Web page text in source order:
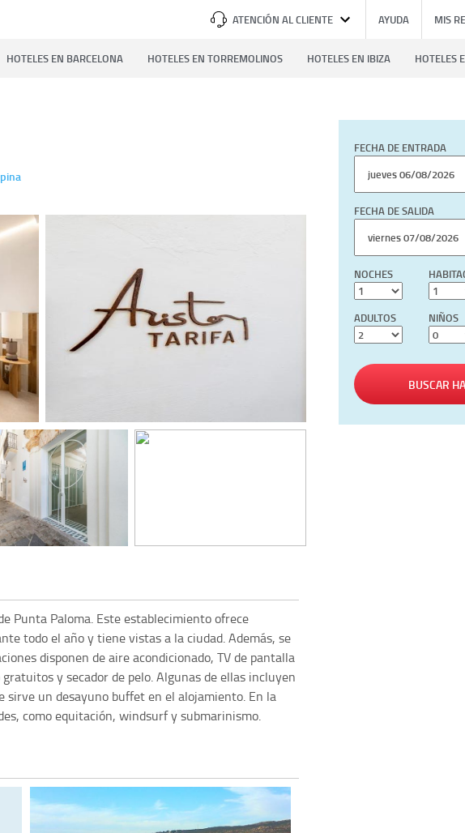
ATENCIÓN AL CLIENTE AYUDA MIS
HOTELES EN BARCELONA HOTELES EN TORREMOLINOS HOTELES EN IBIZA HOTELES
Punta Paloma. Este establecimiento ofrece
todo el año y tiene vistas a la ciudad. Además, se
disponen de aire acondicionado, TV de pantalla
y secador de pelo. Algunas de ellas incluyen
sirve un desayuno buffet en el alojamiento. En la
como equitación, windsurf y submarinismo.
FECHA DE ENTRADA
FECHA DE SALIDA
NOCHES
ADULTOS NIÑOS
BUSCAR